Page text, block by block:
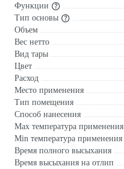
Функции
Тип основы
Объем
Вес нетто
Вид тары
Цвет
Расход
Место применения
Тип помещения
Способ нанесения
Max температура применения
Min температура применения
Время полного высыхания
Время высыхания на отлип